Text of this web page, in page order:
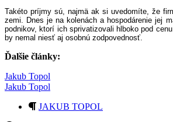
Takéto príjmy sú, najmä ak si uvedomíte, že
zemi. Dnes je na kolenách a hospodárenie jej
podnikov, ktorí ich sprivatizovali hlboko pod
by nemal niesť aj osobnú zodpovednosť.
Ďalšie články:
Jakub Topol
Jakub Topol
JAKUB TOPOL